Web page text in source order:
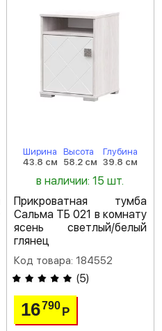
Ширина
43.8 см
Высота
58.2 см
Глубина
39.8 см
в наличии: 15 шт.
Прикроватная тумба
Сальма ТБ 021 в комнату
ясень светлый/белый
глянец
Код товара: 184552
(5)
16790 Р